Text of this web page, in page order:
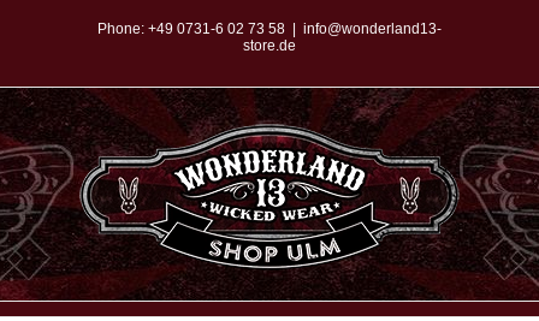
springen
Phone: +49 0731-6 02 73 58
info@wonderland13-
store.de